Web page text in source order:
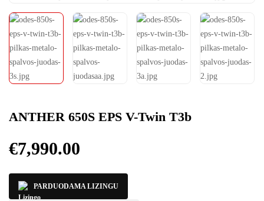
ANTHER 650S EPS V-Twin T3b
€7,990.00
PARDUODAMA LIZINGU